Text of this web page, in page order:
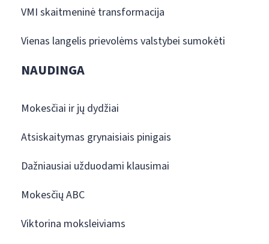
VMI skaitmeninė transformacija
Vienas langelis prievolėms valstybei sumokėti
NAUDINGA
Mokesčiai ir jų dydžiai
Atsiskaitymas grynaisiais pinigais
Dažniausiai užduodami klausimai
Mokesčių ABC
Viktorina moksleiviams